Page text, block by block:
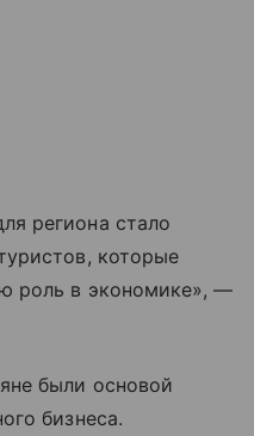
региона стало
которые
роль в экономике», —
были основой
бизнеса.